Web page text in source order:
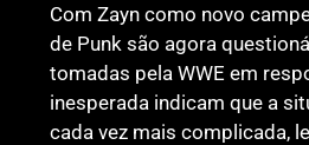
Com Zayn como novo
de Punk são agora
tomadas pela WWE em
inesperada indicam que a
cada vez mais complicada,